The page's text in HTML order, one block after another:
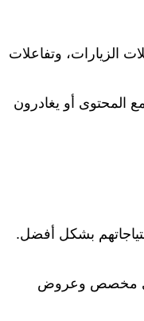
الزيارات، وتفاعلات
المحتوى أو يغادرون
بشكل أفضل.
مخصص وعروض